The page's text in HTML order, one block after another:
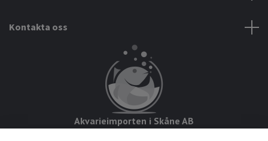
Kontakta oss
Akvarieimporten i Skåne AB